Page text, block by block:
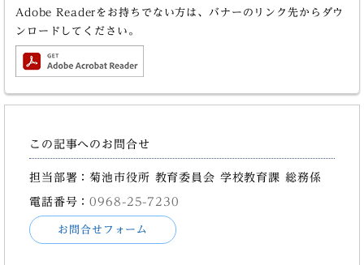
Adobe Readerをお持ちでない方は、バナーのリンク先からダウ
ンロードしてください。
この記事へのお問合せ
担当部署：菊池市役所 教育委員会 学校教育課 総務係
電話番号：0968-25-7230
お問合せフォーム